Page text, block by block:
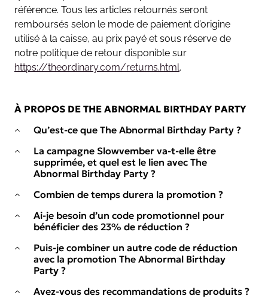
référence. Tous les articles retournés seront
remboursés selon le mode de paiement d’origine
utilisé à la caisse, au prix payé et sous réserve de
notre politique de retour disponible sur
https://theordinary.com/returns.html.
À PROPOS DE THE ABNORMAL BIRTHDAY PARTY
Qu’est-ce que The Abnormal Birthday Party ?
La campagne Slowvember va-t-elle être
supprimée, et quel est le lien avec The
Abnormal Birthday Party ?
Combien de temps durera la promotion ?
Ai-je besoin d’un code promotionnel pour
bénéficier des 23% de réduction ?
Puis-je combiner un autre code de réduction
avec la promotion The Abnormal Birthday
Party ?
Avez-vous des recommandations de produits ?